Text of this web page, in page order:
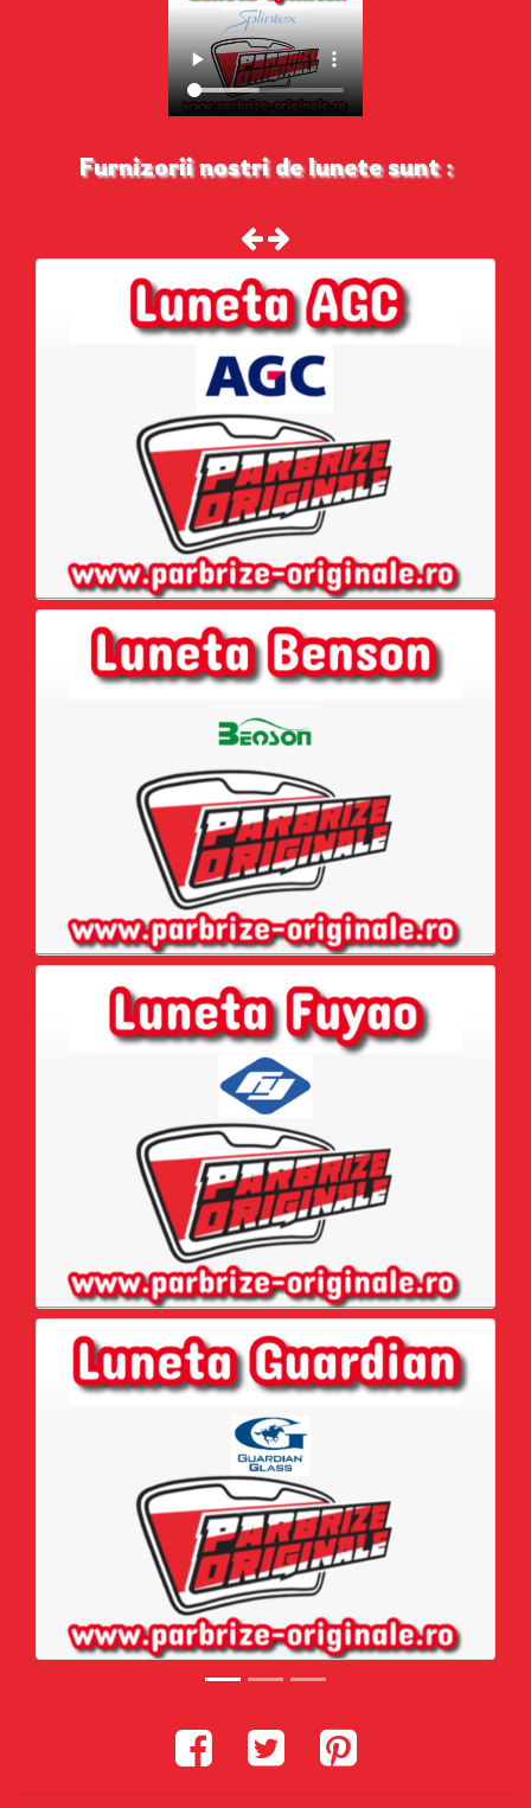
Furnizorii nostri de lunete sunt :